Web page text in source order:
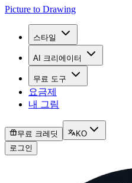
Picture to Drawing
스타일
AI 크리에이터
무료 도구
요금제
내 그림
무료 크레딧
KO
로그인